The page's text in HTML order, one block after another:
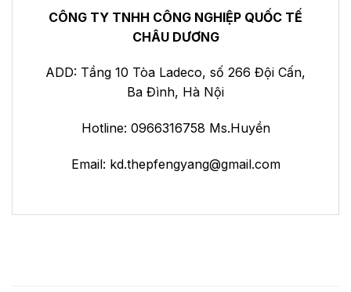
CÔNG TY TNHH CÔNG NGHIỆP QUỐC TẾ
CHÂU DƯƠNG
ADD: Tầng 10 Tòa Ladeco, số 266 Đội Cấn,
Ba Đình, Hà Nội
Hotline: 0966316758 Ms.Huyền
Email: kd.thepfengyang@gmail.com